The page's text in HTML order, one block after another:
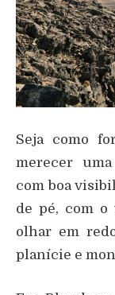
Seja como
merecer
com boa
de pé, com o
olhar em
planície e